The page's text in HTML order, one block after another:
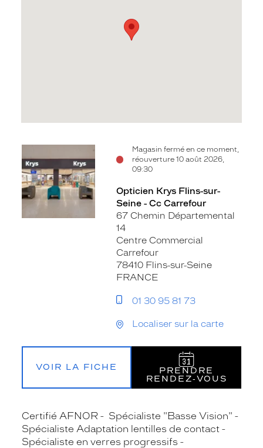
Magasin fermé en ce moment,
réouverture 10 août 2026,
09:30
la
fiche
Opticien Krys Flins-sur-
Seine - Cc Carrefour
67 Chemin Départemental
14
Centre Commercial
Carrefour
78410 Flins-sur-Seine
FRANCE
01 30 95 81 73
Localiser sur la carte
VOIR LA FICHE
PRENDRE
RENDEZ‑VOUS
Certifié AFNOR
Spécialiste "Basse Vision"
Spécialiste Adaptation lentilles de contact
Spécialiste en verres progressifs